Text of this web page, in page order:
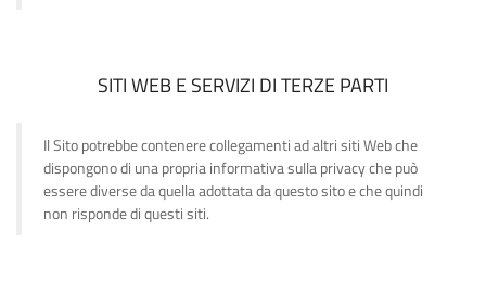
SITI WEB E SERVIZI DI TERZE PARTI
Il Sito potrebbe contenere collegamenti ad altri siti Web che
dispongono di una propria informativa sulla privacy che può
essere diverse da quella adottata da questo sito e che quindi
non risponde di questi siti.